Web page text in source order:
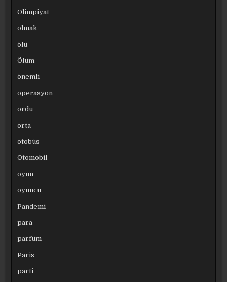
Olimpiyat
olmak
ölü
Ölüm
önemli
operasyon
ordu
orta
otobüs
Otomobil
oyun
oyuncu
Pandemi
para
parfüm
Paris
parti